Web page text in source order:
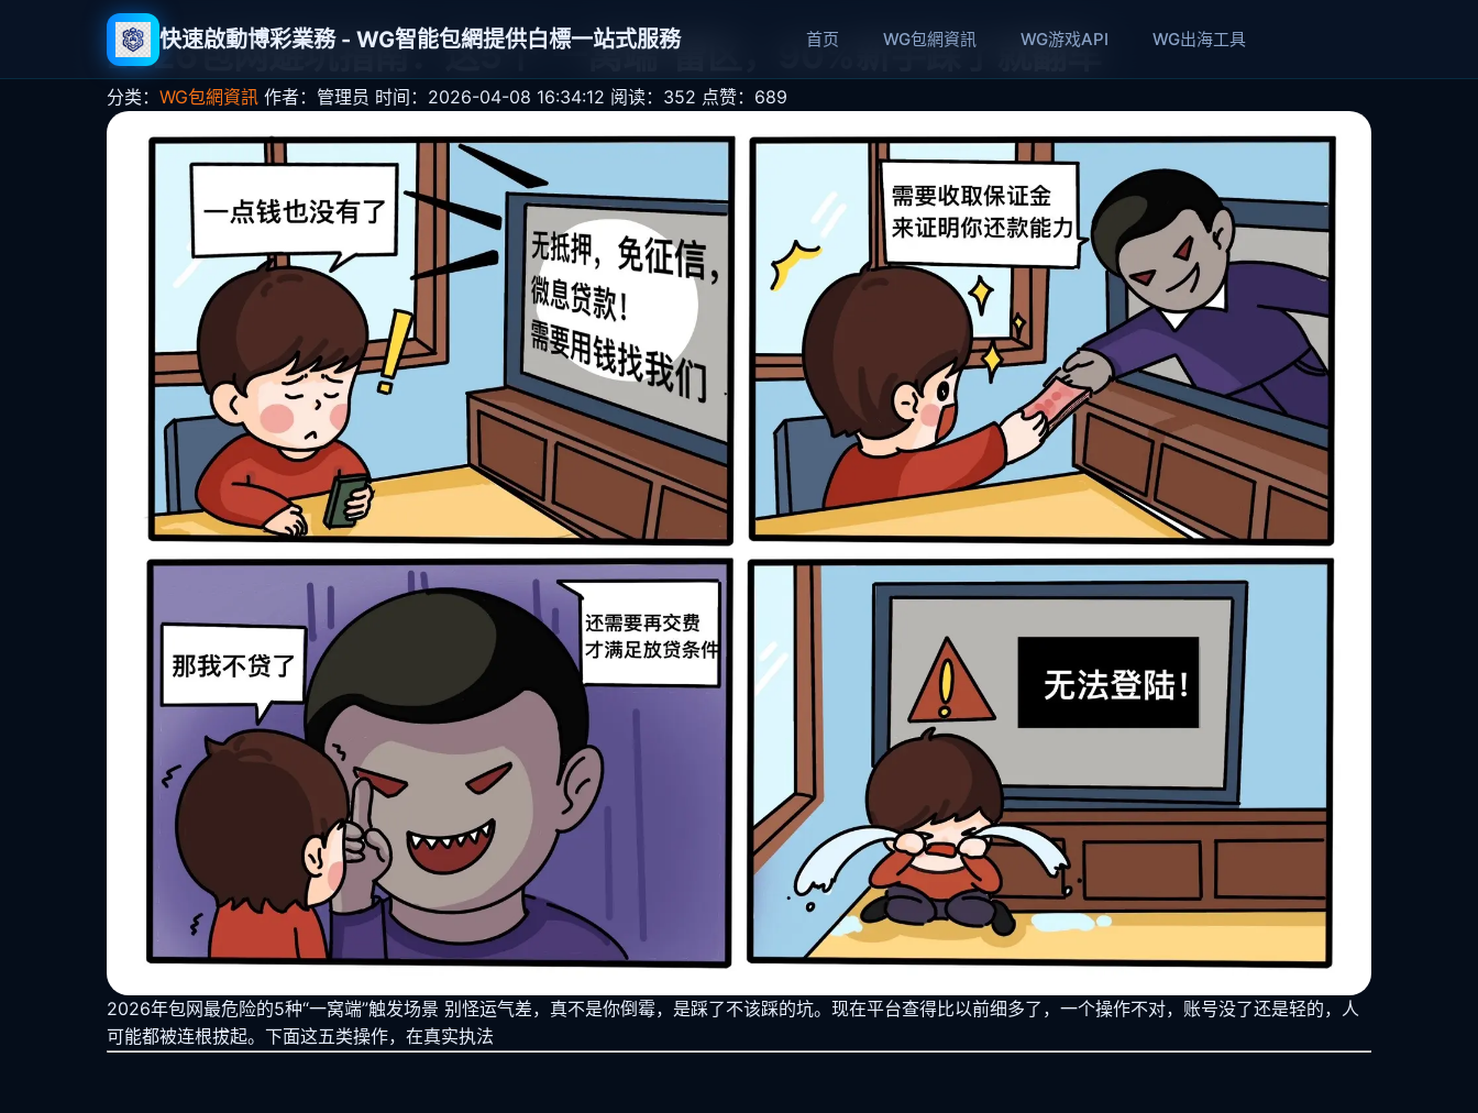
快速啟動博彩業務 - WG智能包網提供白標一站式服務 首页 WG包網資訊 WG游戏API WG出海工具
2026包网避坑指南：这5个“一窝端”雷区，90%新手踩了就翻车
分类： WG包網資訊 作者：管理员 时间：2026-04-08 16:34:12 阅读：352 点赞：689
2026年包网最危险的5种“一窝端”触发场景 别怪运气差，真不是你倒霉，是踩了不该踩的坑。现在平台查得比以前细多了，一个操作不对，账号没了还是轻的，人
可能都被连根拔起。下面这五类操作，在真实执法